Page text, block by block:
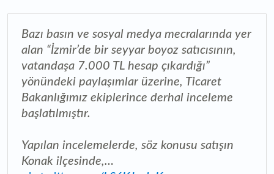
Bazı basın ve sosyal medya mecralarında yer
alan “İzmir’de bir seyyar boyoz satıcısının,
vatandaşa 7.000 TL hesap çıkardığı”
yönündeki paylaşımlar üzerine, Ticaret
Bakanlığımız ekiplerince derhal inceleme
başlatılmıştır.
Yapılan incelemelerde, söz konusu satışın
Konak ilçesinde,…